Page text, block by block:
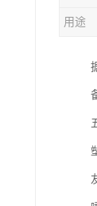
用途